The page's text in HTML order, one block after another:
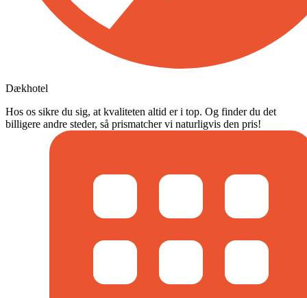
Dækhotel
Hos os sikre du sig, at kvaliteten altid er i top. Og finder du det
billigere andre steder, så prismatcher vi naturligvis den pris!